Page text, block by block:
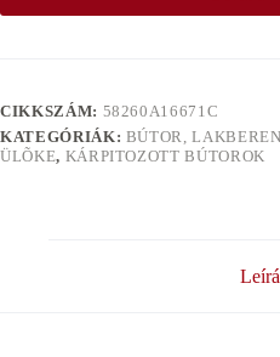
CIKKSZÁM: 58260A16671C
KATEGÓRIÁK: BÚTOR,
ÜLÕKE, KÁRPITOZOTT BÚTOROK